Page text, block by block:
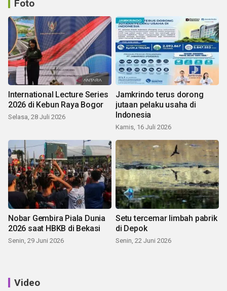
Foto
International Lecture Series
2026 di Kebun Raya Bogor
Selasa, 28 Juli 2026
Jamkrindo terus dorong
jutaan pelaku usaha di
Indonesia
Kamis, 16 Juli 2026
Nobar Gembira Piala Dunia
2026 saat HBKB di Bekasi
Senin, 29 Juni 2026
Setu tercemar limbah pabrik
di Depok
Senin, 22 Juni 2026
Video